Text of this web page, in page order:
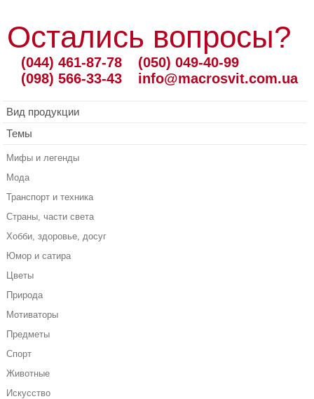
Остались вопросы?
(044) 461-87-78
(098) 566-33-43
(050) 049-40-99
info@macrosvit.com.ua
Вид продукции
Темы
Мифы и легенды
Мода
Транспорт и техника
Страны, части света
Хобби, здоровье, досуг
Юмор и сатира
Цветы
Природа
Мотиваторы
Предметы
Спорт
Животные
Искусство